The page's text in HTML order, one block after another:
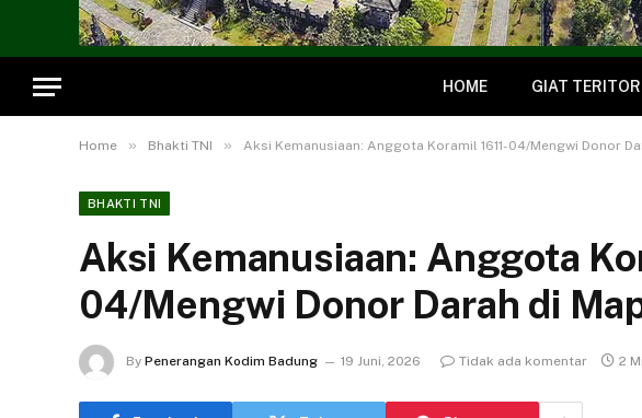
HOME GIAT
Home » Bhakti TNI » Aksi Kemanusiaan: Anggota Koramil 1611-04/Mengwi Donor
BHAKTI TNI
Aksi Kemanusiaan: Anggota
04/Mengwi Donor Darah di
By Penerangan Kodim Badung 19 Juni, 2026 Tidak ada komentar 2